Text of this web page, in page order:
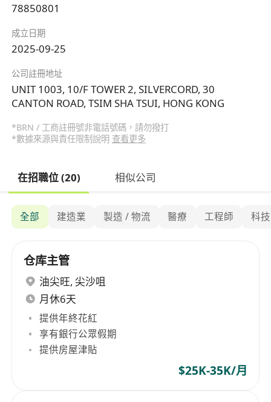
78850801
成立日期
2025-09-25
公司註冊地址
UNIT 1003, 10/F TOWER 2, SILVERCORD, 30
CANTON ROAD, TSIM SHA TSUI, HONG KONG
*BRN / 工商註冊號非電話號碼，請勿撥打
*數據來源與責任限制說明 查看更多
在招職位 (20) 相似公司
全部 建造業 製造 / 物流 醫療 工程師 科技
仓库主管
油尖旺, 尖沙咀
月休6天
提供年終花紅
享有銀行公眾假期
提供房屋津貼
$25K-35K/月